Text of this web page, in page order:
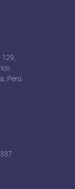
Perú